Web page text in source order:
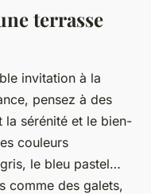
terrasse
invitation à la
pensez à des
la sérénité et le bien-
couleurs
le bleu pastel…
comme des galets,